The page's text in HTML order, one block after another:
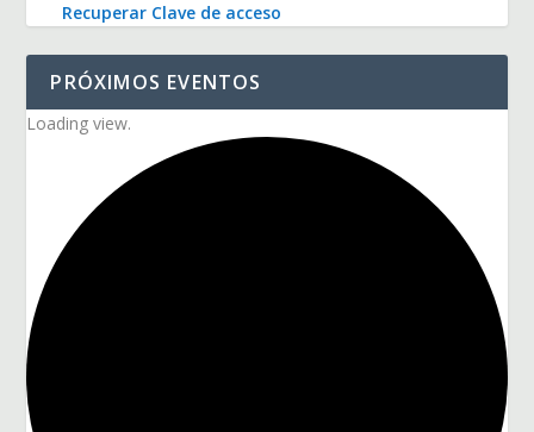
Recuperar Clave de acceso
PRÓXIMOS EVENTOS
Loading view.